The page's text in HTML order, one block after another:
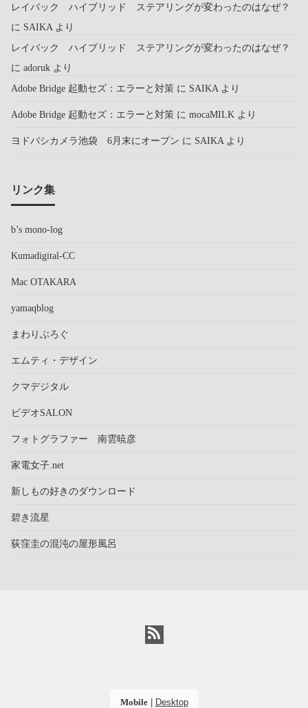
レイバック ハイブリッド ステアリングが変わったのはなぜ？
に SAIKA より
レイバック ハイブリッド ステアリングが変わったのはなぜ？
に adoruk より
Adobe Bridge 起動セズ：エラーと対策 に SAIKA より
Adobe Bridge 起動セズ：エラーと対策 に mocaMILK より
ヨドバシカメラ池袋 6月末にオープン に SAIKA より
リンク集
b’s mono-log
Kumadigital-CC
Mac OTAKARA
yamaqblog
まわりぶろぐ
エムティ・デザイン
クマデジタル
ビデオSALON
フォトグラファー 南雲暁彦
家電女子.net
新しもの好きのダウンロード
碧き流星
荻窪圭の混沌の屋形風呂
Mobile| Desktop